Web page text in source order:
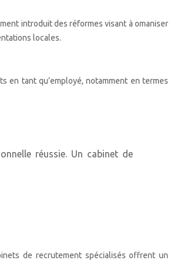
introduit des réformes visant à omaniser
locales.
en tant qu’employé, notamment en termes
réussie. Un cabinet de
de recrutement spécialisés offrent un